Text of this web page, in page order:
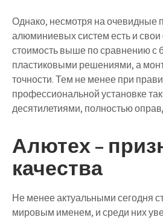
Однако, несмотря на очевидные
алюминиевых систем есть и
стоимость выше по сравнению с
пластиковыми решениями, а
точности. Тем не менее при
профессиональной установке
десятилетиями, полностью
Алютех –
качества
Не менее актуальными сегодня
мировым именем, и среди них